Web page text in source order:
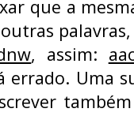
que a
, assim:
errado. Uma